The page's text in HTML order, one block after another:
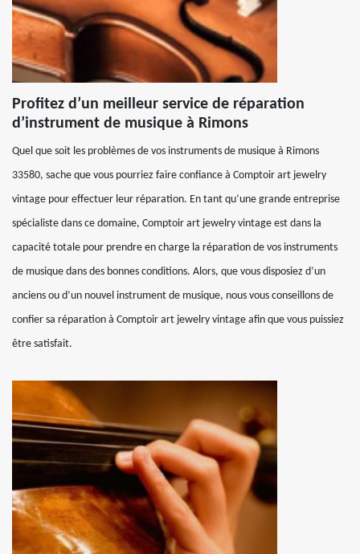
Profitez d’un meilleur service de réparation
d’instrument de musique à Rimons
Quel que soit les problèmes de vos instruments de musique à Rimons
33580, sache que vous pourriez faire confiance à Comptoir art jewelry
vintage pour effectuer leur réparation. En tant qu’une grande entreprise
spécialiste dans ce domaine, Comptoir art jewelry vintage est dans la
capacité totale pour prendre en charge la réparation de vos instruments
de musique dans des bonnes conditions. Alors, que vous disposiez d’un
anciens ou d’un nouvel instrument de musique, nous vous conseillons de
confier sa réparation à Comptoir art jewelry vintage afin que vous puissiez
être satisfait.